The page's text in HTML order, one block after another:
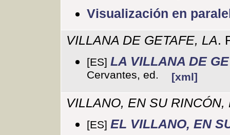
Visualización en
VILLANA DE GETAFE, LA.
[ES] LA VILLANA DE
Cervantes, ed.
[xml]
VILLANO, EN SU RINCÓN,
[ES] EL VILLANO, EN